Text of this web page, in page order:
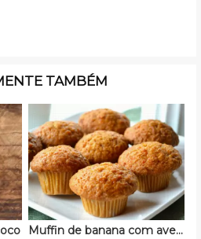
TAMBÉM
Muffin de banana com aveia low carb